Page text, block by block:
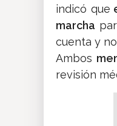
indicó que
marcha
cuenta y
Ambos
revisión